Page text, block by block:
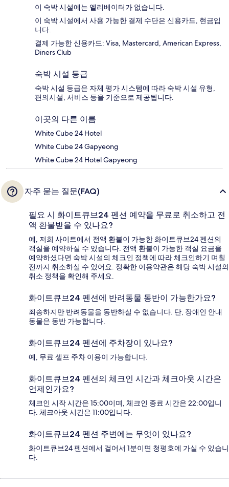
이 숙박 시설에는 엘리베이터가 없습니다.
이 숙박 시설에서 사용 가능한 결제 수단은 신용카드, 현금입
니다.
결제 가능한 신용카드: Visa, Mastercard, American Express,
Diners Club
숙박 시설 등급
숙박 시설 등급은 자체 평가 시스템에 따라 숙박 시설 유형,
편의시설, 서비스 등을 기준으로 제공됩니다.
이곳의 다른 이름
White Cube 24 Hotel
White Cube 24 Gapyeong
White Cube 24 Hotel Gapyeong
자주 묻는 질문(FAQ)
필요 시 화이트큐브24 펜션 예약을 무료로 취소하고 전
액 환불받을 수 있나요?
예, 저희 사이트에서 전액 환불이 가능한 화이트큐브24 펜션의
객실을 예약하실 수 있습니다. 전액 환불이 가능한 객실 요금을
예약하셨다면 숙박 시설의 체크인 정책에 따라 체크인하기 며칠
전까지 취소하실 수 있어요. 정확한 이용약관은 해당 숙박 시설의
취소 정책을 확인해 주세요.
화이트큐브24 펜션에 반려동물 동반이 가능한가요?
죄송하지만 반려동물을 동반하실 수 없습니다. 단, 장애인 안내
동물은 동반 가능합니다.
화이트큐브24 펜션에 주차장이 있나요?
예, 무료 셀프 주차 이용이 가능합니다.
화이트큐브24 펜션의 체크인 시간과 체크아웃 시간은
언제인가요?
체크인 시작 시간은 15:00이며, 체크인 종료 시간은 22:00입니
다. 체크아웃 시간은 11:00입니다.
화이트큐브24 펜션 주변에는 무엇이 있나요?
화이트큐브24 펜션에서 걸어서 1분이면 청평호에 가실 수 있습니
다.